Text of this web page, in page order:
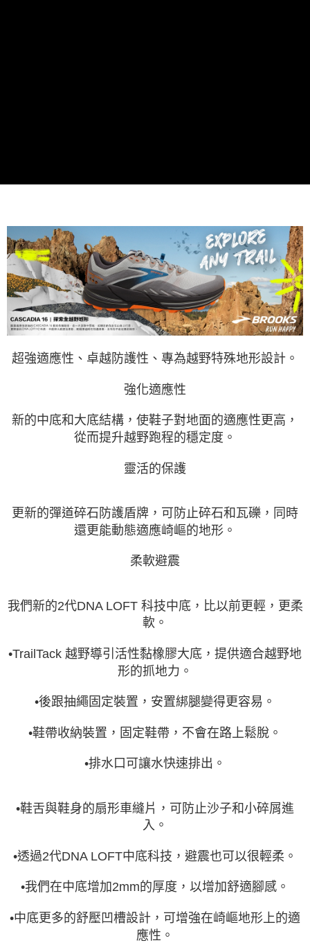
超強適應性、卓越防護性、專為越野特殊地形設計。
強化適應性
新的中底和大底結構，使鞋子對地面的適應性更高，
從而提升越野跑程的穩定度。
靈活的保護
更新的彈道碎石防護盾牌，可防止碎石和瓦礫，同時
還更能動態適應崎嶇的地形。
柔軟避震
我們新的2代DNA LOFT 科技中底，比以前更輕，更柔
軟。
•TrailTack 越野導引活性黏橡膠大底，提供適合越野地
形的抓地力。
•後跟抽繩固定裝置，安置綁腿變得更容易。
•鞋帶收納裝置，固定鞋帶，不會在路上鬆脫。
•排水口可讓水快速排出。
•鞋舌與鞋身的扇形車縫片，可防止沙子和小碎屑進
入。
•透過2代DNA LOFT中底科技，避震也可以很輕柔。
•我們在中底增加2mm的厚度，以增加舒適腳感。
•中底更多的舒壓凹槽設計，可增強在崎嶇地形上的適
應性。